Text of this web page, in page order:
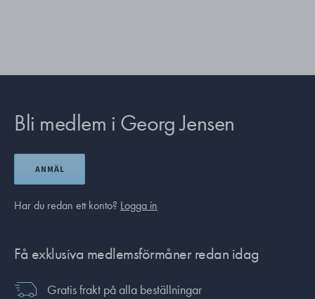
Bli medlem i Georg Jensen
ANMÄL
Har du redan ett konto? Logga in
Få exklusiva medlemsförmåner redan idag
Gratis frakt på alla beställningar